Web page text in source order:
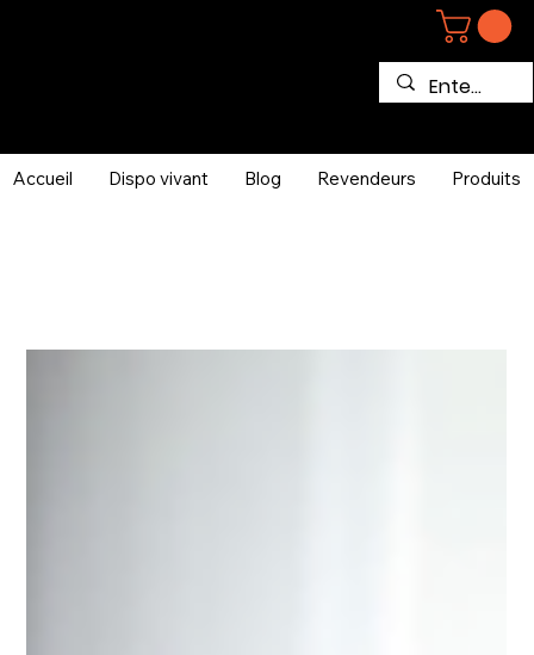
Accueil Dispo vivant Blog Revendeurs Produits